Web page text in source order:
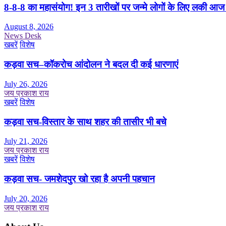
8-8-8 का महासंयोग! इन 3 तारीखों पर जन्मे लोगों के लिए लकी आज
August 8, 2026
News Desk
खबरें विशेष
कड़वा सच–कॉकरोच आंदोलन ने बदल दी कई धारणाएं
July 26, 2026
जय प्रकाश राय
खबरें विशेष
कड़वा सच-विस्तार के साथ शहर की तासीर भी बचे
July 21, 2026
जय प्रकाश राय
खबरें विशेष
कड़वा सच- जमशेदपुर खो रहा है अपनी पहचान
July 20, 2026
जय प्रकाश राय